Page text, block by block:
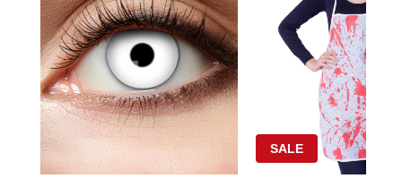
SALE